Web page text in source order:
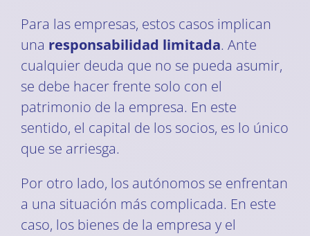
Para las empresas, estos casos implican
una responsabilidad limitada. Ante
cualquier deuda que no se pueda asumir,
se debe hacer frente solo con el
patrimonio de la empresa. En este
sentido, el capital de los socios, es lo único
que se arriesga.
Por otro lado, los autónomos se enfrentan
a una situación más complicada. En este
caso, los bienes de la empresa y el